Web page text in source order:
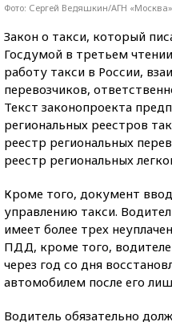
Фото: Сергей Ведяшкин/АГН «Москва»
Закон о такси, который
Госдумой в третьем
работу такси в России,
перевозчиков,
Текст законопроекта
региональных реестров
реестр региональных
реестр региональных
Кроме того, документ
управлению такси.
имеет более трех
ПДД, кроме того,
через год со дня
автомобилем после его
Водитель обязательно